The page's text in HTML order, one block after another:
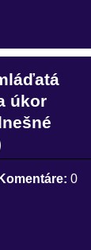
úkor
Komentáre: 0